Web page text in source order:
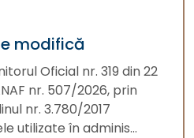
modifică
Oficial nr. 319 din 22
nr. 507/2026, prin
nr. 3.780/2017
utilizate în adminis...